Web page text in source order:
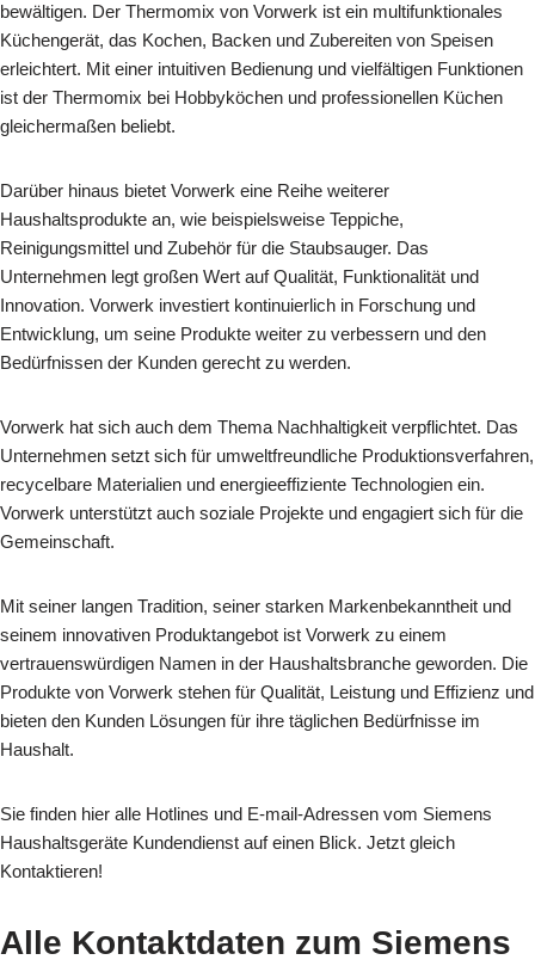
bewältigen. Der Thermomix von Vorwerk ist ein multifunktionales
Küchengerät, das Kochen, Backen und Zubereiten von Speisen
erleichtert. Mit einer intuitiven Bedienung und vielfältigen Funktionen
ist der Thermomix bei Hobbyköchen und professionellen Küchen
gleichermaßen beliebt.
Darüber hinaus bietet Vorwerk eine Reihe weiterer
Haushaltsprodukte an, wie beispielsweise Teppiche,
Reinigungsmittel und Zubehör für die Staubsauger. Das
Unternehmen legt großen Wert auf Qualität, Funktionalität und
Innovation. Vorwerk investiert kontinuierlich in Forschung und
Entwicklung, um seine Produkte weiter zu verbessern und den
Bedürfnissen der Kunden gerecht zu werden.
Vorwerk hat sich auch dem Thema Nachhaltigkeit verpflichtet. Das
Unternehmen setzt sich für umweltfreundliche Produktionsverfahren,
recycelbare Materialien und energieeffiziente Technologien ein.
Vorwerk unterstützt auch soziale Projekte und engagiert sich für die
Gemeinschaft.
Mit seiner langen Tradition, seiner starken Markenbekanntheit und
seinem innovativen Produktangebot ist Vorwerk zu einem
vertrauenswürdigen Namen in der Haushaltsbranche geworden. Die
Produkte von Vorwerk stehen für Qualität, Leistung und Effizienz und
bieten den Kunden Lösungen für ihre täglichen Bedürfnisse im
Haushalt.
Sie finden hier alle Hotlines und E-mail-Adressen vom Siemens
Haushaltsgeräte Kundendienst auf einen Blick. Jetzt gleich
Kontaktieren!
Alle Kontaktdaten zum Siemens